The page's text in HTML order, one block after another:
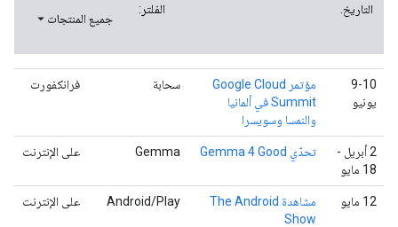
التاريخ.
الفلتر:
جميع المنتجات
‫9-10
يونيو
مؤتمر Google Cloud
Summit في ألمانيا
والنمسا وسويسرا
سحابة فرانكفورت
‫2 أبريل -
18 مايو
تحدّي Gemma 4 Good Gemma على الإنترنت
‫12 مايو
مشاهدة The Android
Show
‫Android/Play على الإنترنت